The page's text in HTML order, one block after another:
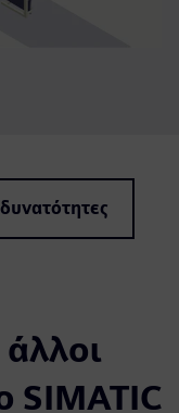
SIMATIC